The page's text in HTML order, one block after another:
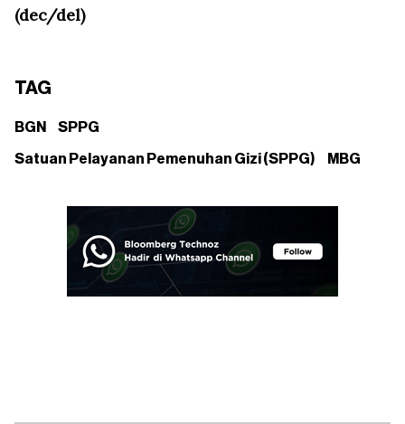
(dec/del)
TAG
BGN SPPG
Satuan Pelayanan Pemenuhan Gizi (SPPG) MBG